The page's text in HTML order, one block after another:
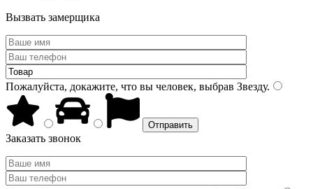
Вызвать замерщика
Пожалуйста, докажите, что вы человек, выбрав Звезду.
Заказать звонок